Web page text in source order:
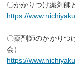
〇かかりつけ薬剤師
https://
〇薬剤師のかかりつ
会）
https://